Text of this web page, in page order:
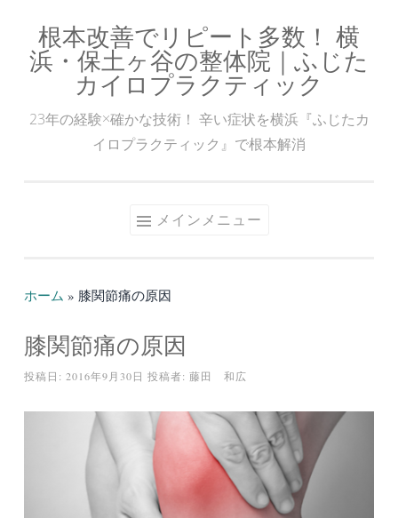
ン
根本改善でリピート多数！ 横
浜・保土ヶ谷の整体院｜ふじた
カイロプラクティック
23年の経験×確かな技術！ 辛い症状を横浜『ふじたカ
イロプラクティック』で根本解消
メインメニュー
ホーム » 膝関節痛の原因
膝関節痛の原因
投稿日: 2016年9月30日 投稿者: 藤田 和広